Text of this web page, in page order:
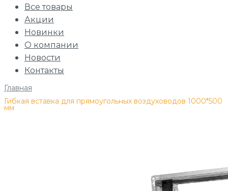
Все товары
Акции
Новинки
О компании
Новости
Контакты
Главная
/
Гибкая вставка для прямоугольных воздуховодов 1000*500
мм